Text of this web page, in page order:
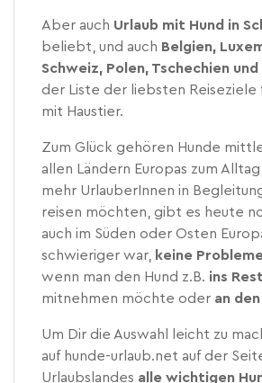
Aber auch Urlaub mit Hund in
beliebt, und auch Belgien,
Schweiz, Polen, Tschechien und
der Liste der liebsten Reiseziele
mit Haustier.
Zum Glück gehören Hunde
allen Ländern Europas zum
mehr UrlauberInnen in
reisen möchten, gibt es heute
auch im Süden oder Osten
schwieriger war, keine Probleme
wenn man den Hund z.B. ins
mitnehmen möchte oder an
Um Dir die Auswahl leicht zu
auf hunde-urlaub.net auf der
Urlaubslandes alle wichtigen